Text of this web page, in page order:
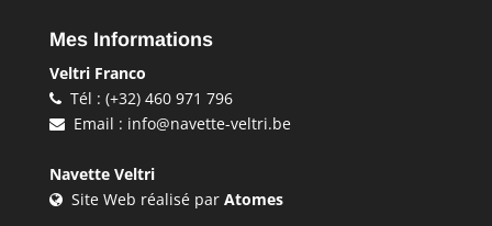
Mes Informations
Veltri Franco
Tél : (+32) 460 971 796
Email : info@navette-veltri.be
Navette Veltri
Site Web réalisé par Atomes